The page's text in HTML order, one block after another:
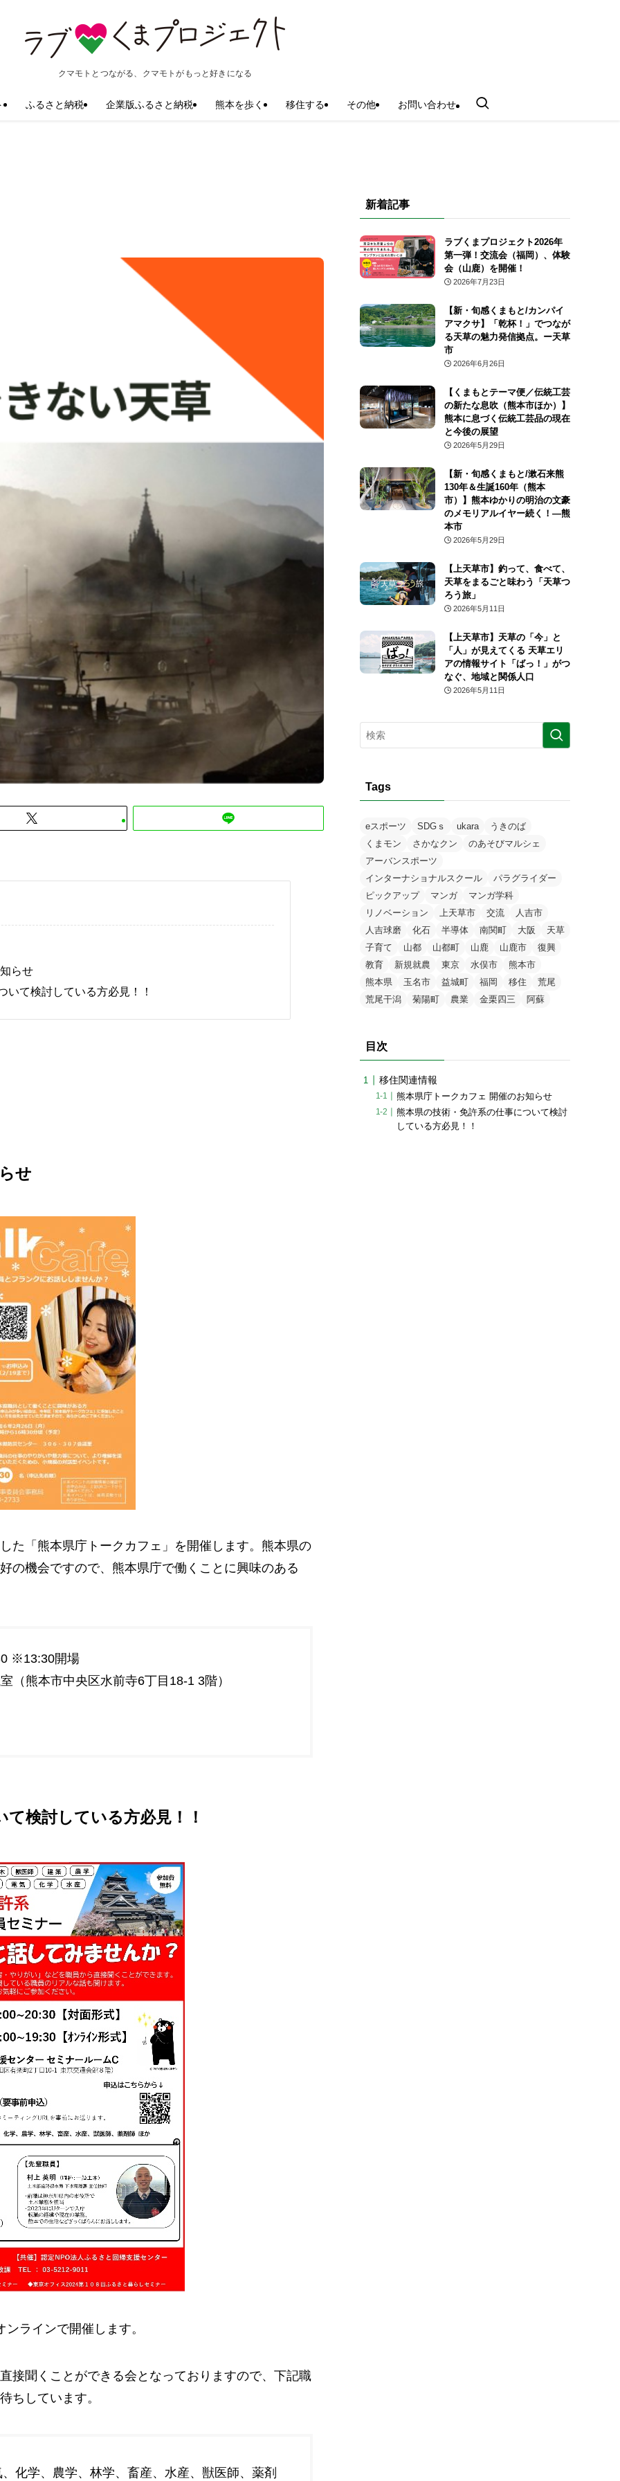
クマモトとつながる、クマモトがもっと好きになる
ふるさと納税 企業版ふるさと納税 熊本を歩く 移住する その他 お問い合わせ
らせ
いて検討している方必見！！
せ
た「熊本県庁トークカフェ」を開催します。熊本県の
の機会ですので、熊本県庁で働くことに興味のある
※13:30開場
（熊本市中央区水前寺6丁目18-1 3階）
検討している方必見！！
ラインで開催します。
接聞くことができる会となっておりますので、下記職
ちしています。
化学、農学、林学、畜産、水産、獣医師、薬剤
新着記事
ラブくまプロジェクト2026年
第一弾！交流会（福岡）、体験
会（山鹿）を開催！
2026年7月23日
【新・旬感くまもと/カンパイ
アマクサ】「乾杯！」でつなが
る天草の魅力発信拠点。ー天草
市
2026年6月26日
【くまもとテーマ便／伝統工芸
の新たな息吹（熊本市ほか）】
熊本に息づく伝統工芸品の現在
と今後の展望
2026年5月29日
【新・旬感くまもと/漱石来熊
130年＆生誕160年（熊本
市）】熊本ゆかりの明治の文豪
のメモリアルイヤー続く！―熊
本市
2026年5月29日
【上天草市】釣って、食べて、
天草をまるごと味わう「天草つ
ろう旅」
2026年5月11日
【上天草市】天草の「今」と
「人」が見えてくる 天草エリ
アの情報サイト「ばっ！」がつ
なぐ、地域と関係人口
2026年5月11日
Tags
eスポーツ SDGｓ ukara
うきのば
くまモン
さかなクン
のあそびマルシェ
アーバンスポーツ
インターナショナルスクール
パラグライダー
ピックアップ
マンガ
マンガ学科
リノベーション
上天草市 交流
人吉市
人吉球磨
化石 半導体 南関町 大阪
天草
子育て
山都 山都町 山鹿 山鹿市
復興
教育
新規就農 東京 水俣市
熊本市
熊本県
玉名市 益城町 福岡 移住
荒尾
荒尾干潟
菊陽町 農業 金栗四三 阿蘇
目次
移住関連情報
熊本県庁トークカフェ 開催のお知らせ
熊本県の技術・免許系の仕事について検討
している方必見！！